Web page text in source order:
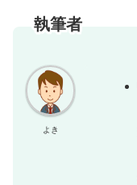
執筆者
よき